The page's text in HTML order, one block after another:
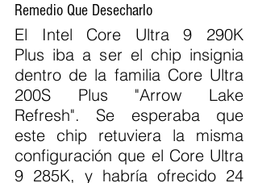
Remedio Que Desecharlo
El Intel Core Ultra 9 290K
Plus iba a ser el chip insignia
dentro de la familia Core Ultra
200S Plus "Arrow Lake
Refresh". Se esperaba que
este chip retuviera la misma
configuración que el Core Ultra
9 285K, y habría ofrecido 24